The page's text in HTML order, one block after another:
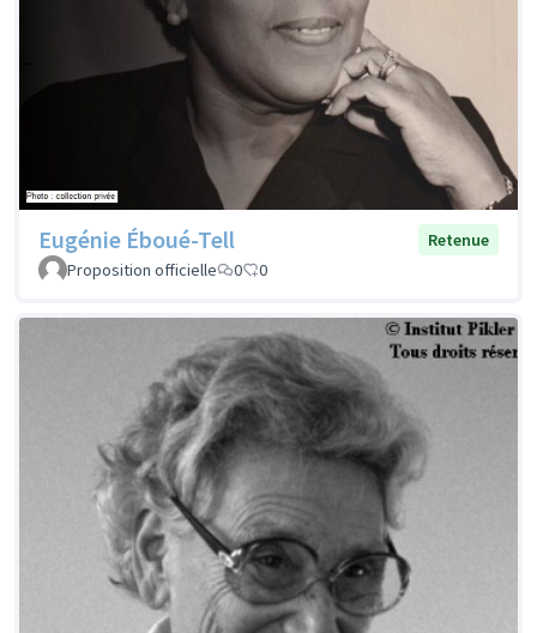
Eugénie Éboué-Tell
Retenue
Proposition officielle
0 0